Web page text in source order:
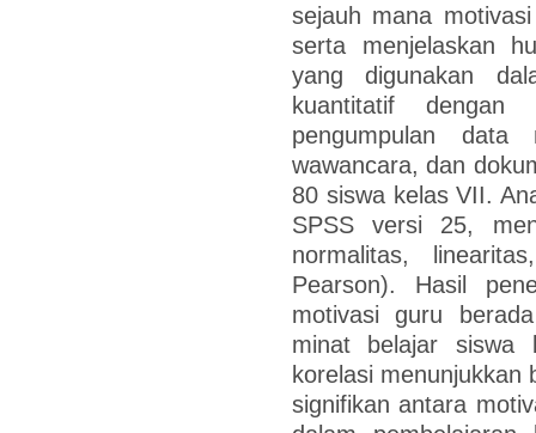
sejauh mana
serta menjelaskan
yang digunakan
kuantitatif dengan
pengumpulan data
wawancara, dan
80 siswa kelas VII.
SPSS versi 25,
normalitas,
Pearson). Hasil
motivasi guru
minat belajar siswa
korelasi menunjukkan
signifikan antara